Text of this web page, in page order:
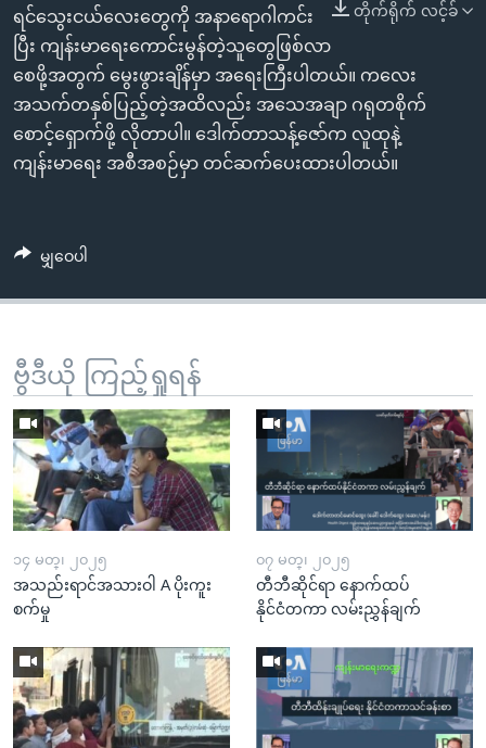
ရှာဖွေ
ရန်
နေရာ
သို့
ကျော်
ရန်
ဘာသာစကားများ တိုက်ရိုက် လင့်ခ်
ရင်သွေးငယ်လေးတွေကို အနာရောဂါကင်း
ပြီး ကျန်းမာရေးကောင်းမွန်တဲ့သူတွေဖြစ်လာ
စေဖို့အတွက် မွေးဖွားချိန်မှာ အရေးကြီးပါတယ်။ ကလေး
အသက်တနှစ်ပြည့်တဲ့အထိလည်း အသေအချာ ဂရုတစိုက်
စောင့်ရှောက်ဖို့ လိုတာပါ။ ဒေါက်တာသန့်ဇော်က လူထုနဲ့
ကျန်းမာရေး အစီအစဉ်မှာ တင်ဆက်ပေးထားပါတယ်။
မျှဝေပါ
ဗွီဒီယို ကြည့်ရှုရန်
၁၄ မတ္၊ ၂၀၂၅
အသည်းရာင်အသားဝါ A ပိုးကူး
စက်မှု
၀၇ မတ္၊ ၂၀၂၅
တီဘီဆိုင်ရာ နောက်ထပ်
နိုင်ငံတကာ လမ်းညွှန်ချက်